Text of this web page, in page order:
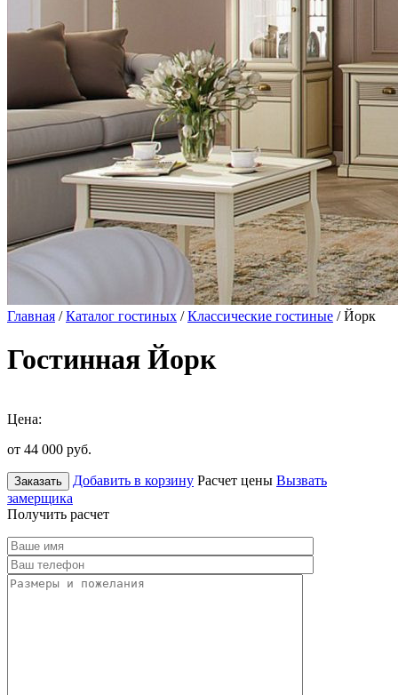
Главная /Каталог гостиных /Классические гостиные / Йорк
Гостинная Йорк
Цена:
от 44 000 руб.
Заказать Добавить в корзину Расчет цены Вызвать
замерщика
Получить расчет